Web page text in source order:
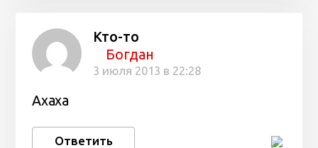
Кто-то
Богдан
3 июля 2013 в 22:28
Ахаха
Ответить